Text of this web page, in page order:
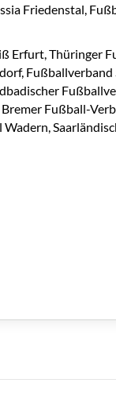
Friedenstal,
Erfurt, Thüringer
Fußball-